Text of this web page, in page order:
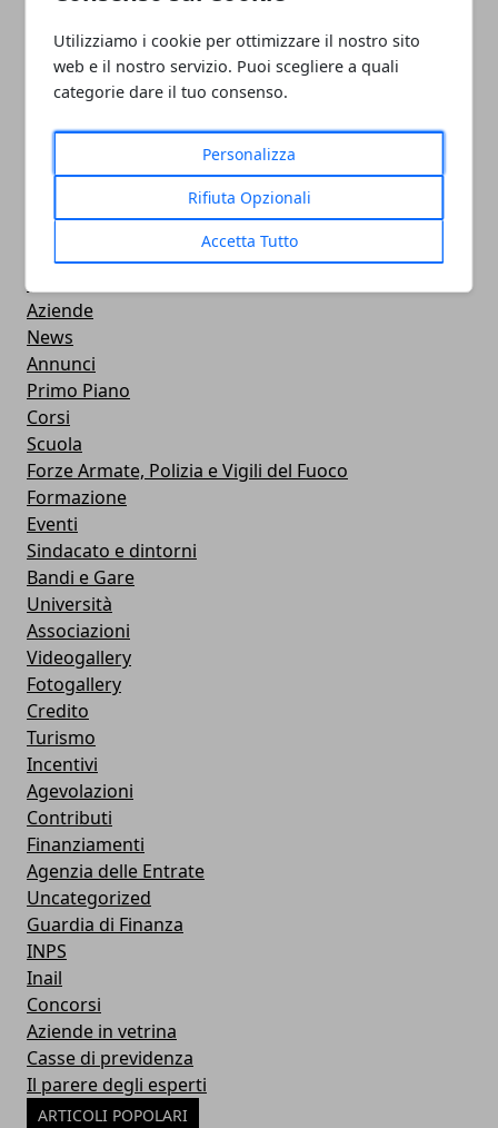
Utilizziamo i cookie per ottimizzare il nostro sito
web e il nostro servizio. Puoi scegliere a quali
categorie dare il tuo consenso.
Personalizza
Rifiuta Opzionali
Accetta Tutto
PULITORE COORDINATORE
05/11/2024
Professionisti
Aziende
News
Annunci
Primo Piano
Corsi
Scuola
Forze Armate, Polizia e Vigili del Fuoco
Formazione
Eventi
Sindacato e dintorni
Bandi e Gare
Università
Associazioni
Videogallery
Fotogallery
Credito
Turismo
Incentivi
Agevolazioni
Contributi
Finanziamenti
Agenzia delle Entrate
Uncategorized
Guardia di Finanza
INPS
Inail
Concorsi
Aziende in vetrina
Casse di previdenza
Il parere degli esperti
ARTICOLI POPOLARI